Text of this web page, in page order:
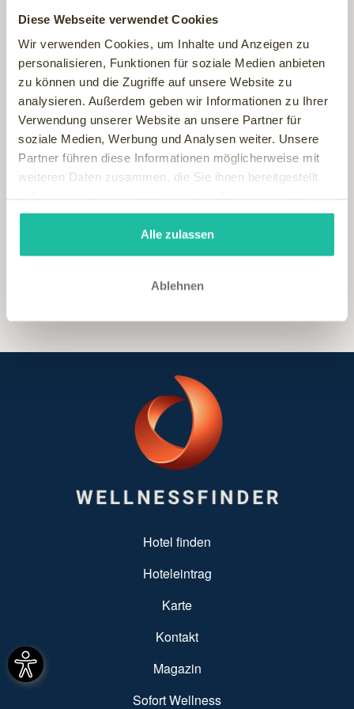
Diese Webseite verwendet Cookies
Wir verwenden Cookies, um Inhalte und Anzeigen zu
personalisieren, Funktionen für soziale Medien anbieten
zu können und die Zugriffe auf unsere Website zu
analysieren. Außerdem geben wir Informationen zu Ihrer
Verwendung unserer Website an unsere Partner für
soziale Medien, Werbung und Analysen weiter. Unsere
Partner führen diese Informationen möglicherweise mit
weiteren Daten zusammen, die Sie ihnen bereitgestellt
gesammelt haben.
Alle zulassen
Ablehnen
Hunderte alpine Kräuter, darunter auch Sortenraritäten,
wurden nach alter Bauerntradition überall im Almdorf
angelegt. Kräuter und Düfte wohin das Auge reicht, bzw. die
Nase riecht. Alles Nutzpflanzen, die nicht nur Ihren
persönlichen Hüttengarten zieren, sondern auch Einzug
in die Küche finden… authentisch eben, wie alles im Almdorf
SEINERZEIT.
Viele der hier verwendeten Kräuter sind bereits in
Vergessenheit geraten. Die Familie Landschützer möchte
lassen. Eine wahre Freude für die Liebhaber des
Hotel finden
Hoteleintrag
Karte
Kontakt
Magazin
Sofort Wellness